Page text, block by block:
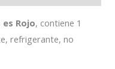
Rojo, contiene 1
refrigerante, no